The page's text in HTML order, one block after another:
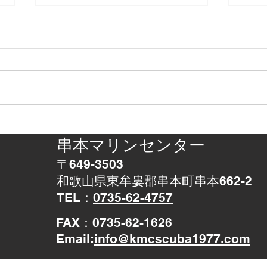
正体判明
串本マリンセンター
〒649-3503
和歌山県東牟婁郡串本町串本662-2
TEL： 0735-62-4757
​FAX：0735-62-1626
Email:info@kmcscuba1977.com